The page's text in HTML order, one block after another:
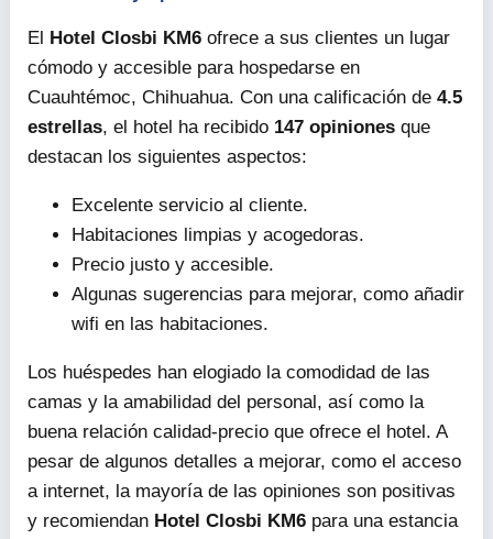
El Hotel Closbi KM6 ofrece a sus clientes un lugar
cómodo y accesible para hospedarse en
Cuauhtémoc, Chihuahua. Con una calificación de 4.5
estrellas, el hotel ha recibido 147 opiniones que
destacan los siguientes aspectos:
Excelente servicio al cliente.
Habitaciones limpias y acogedoras.
Precio justo y accesible.
Algunas sugerencias para mejorar, como añadir
wifi en las habitaciones.
Los huéspedes han elogiado la comodidad de las
camas y la amabilidad del personal, así como la
buena relación calidad-precio que ofrece el hotel. A
pesar de algunos detalles a mejorar, como el acceso
a internet, la mayoría de las opiniones son positivas
y recomiendan Hotel Closbi KM6 para una estancia